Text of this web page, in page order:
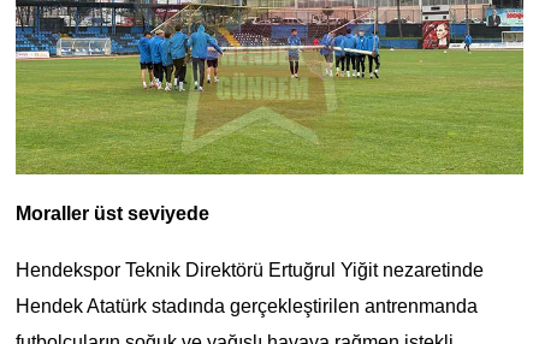
Moraller üst seviyede
Hendekspor Teknik Direktörü Ertuğrul Yiğit nezaretinde
Hendek Atatürk stadında gerçekleştirilen antrenmanda